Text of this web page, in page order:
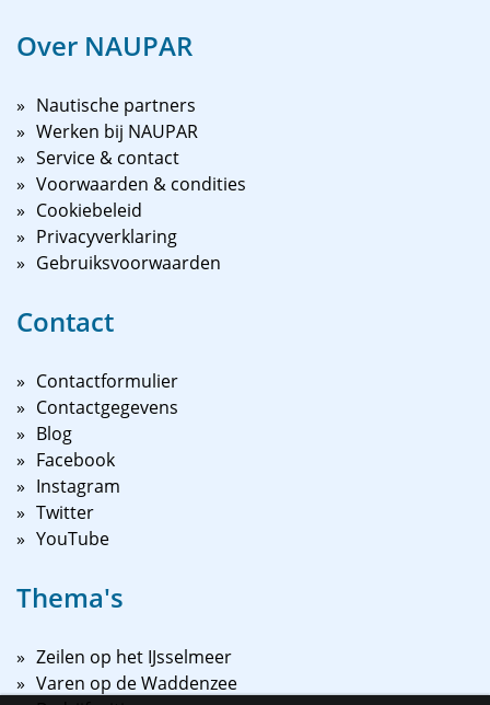
Over NAUPAR
Nautische partners
Werken bij NAUPAR
Service & contact
Voorwaarden & condities
Cookiebeleid
Privacyverklaring
Gebruiksvoorwaarden
Contact
Contactformulier
Contactgegevens
Blog
Facebook
Instagram
Twitter
YouTube
Thema's
Zeilen op het IJsselmeer
Varen op de Waddenzee